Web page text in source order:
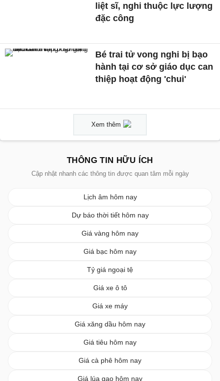
liệt sĩ, nghi thuộc lực lượng
đặc công
Bé trai tử vong nghi bị bạo
hành tại cơ sở giáo dục can
thiệp hoạt động 'chui'
Xem thêm
THÔNG TIN HỮU ÍCH
Cập nhật nhanh các thông tin được quan tâm mỗi ngày
Lịch âm hôm nay
Dự báo thời tiết hôm nay
Giá vàng hôm nay
Giá bạc hôm nay
Tỷ giá ngoại tệ
Giá xe ô tô
Giá xe máy
Giá xăng dầu hôm nay
Giá tiêu hôm nay
Giá cà phê hôm nay
Giá lúa gạo hôm nay